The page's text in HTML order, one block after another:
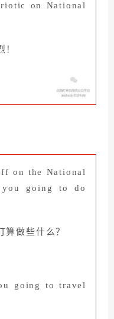
on National
！
on the National
going to do
算做些什么？
going to travel